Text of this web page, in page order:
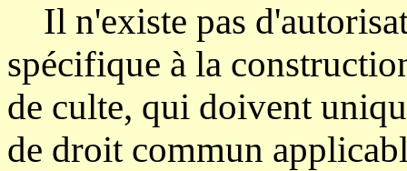
Il n'existe pas
spécifique à la
de culte, qui doivent
de droit commun